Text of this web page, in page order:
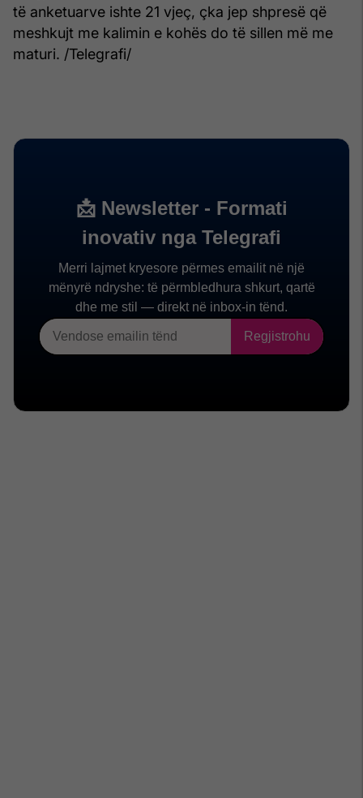
të anketuarve ishte 21 vjeç, çka jep shpresë që
meshkujt me kalimin e kohës do të sillen më me
maturi. /Telegrafi/